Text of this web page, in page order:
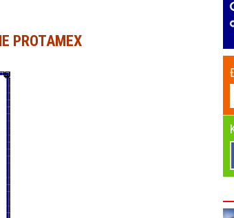
PROTAMEX